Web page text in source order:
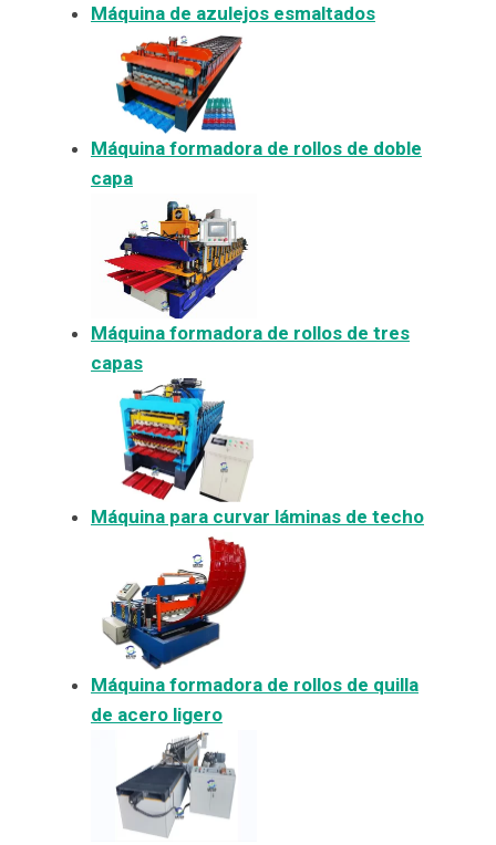
Máquina de azulejos esmaltados
Máquina formadora de rollos de doble
capa
Máquina formadora de rollos de tres
capas
Máquina para curvar láminas de techo
Máquina formadora de rollos de quilla
de acero ligero